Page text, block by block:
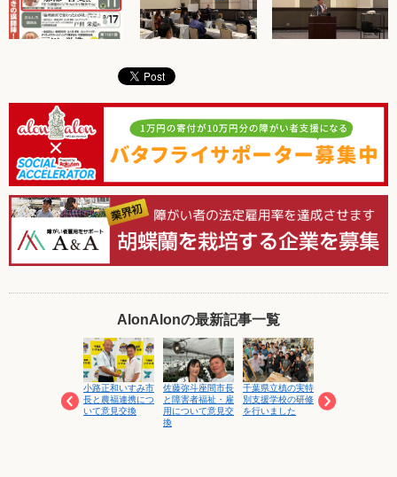
AlonAlonの最新記事一覧
向上促進セミナー
にて講演します
小路正和いすみ市
長と農福連携につ
いて意見交換
佐藤弥斗座間市長
と障害者福祉・雇
用について意見交
換
千葉県立槙の実特
別支援学校の研修
を行いました
特産品開発調査・
研究事業審査委員